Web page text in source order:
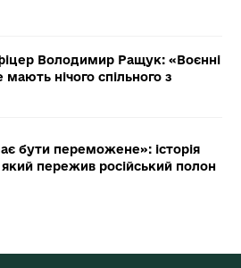
Володимир Ращук: «Воєнні
нічого спільного з
бути переможене»: історія
який пережив російський полон